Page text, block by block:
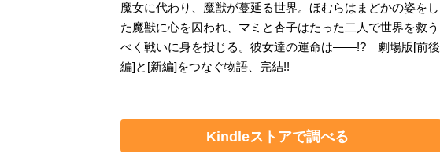
魔女に代わり、魔獣が蔓延る世界。ほむらはまどかの姿をし
た魔獣に心を囚われ、マミと杏子はたった二人で世界を救う
べく戦いに身を投じる。彼女達の運命は――!? 劇場版[前後
編]と[新編]をつなぐ物語、完結!!
Kindleストアで調べる